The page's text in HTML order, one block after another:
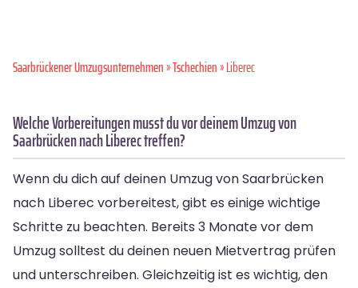
Saarbrückener Umzugsunternehmen»Tschechien» Liberec
Welche Vorbereitungen musst du vor deinem Umzug von
Saarbrücken nach Liberec treffen?
Wenn du dich auf deinen Umzug von Saarbrücken
nach Liberec vorbereitest, gibt es einige wichtige
Schritte zu beachten. Bereits 3 Monate vor dem
Umzug solltest du deinen neuen Mietvertrag prüfen
und unterschreiben. Gleichzeitig ist es wichtig, den